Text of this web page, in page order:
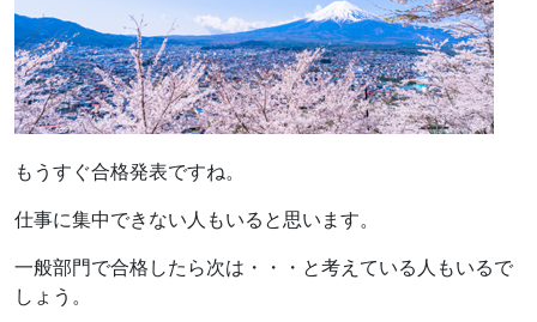
もうすぐ合格発表ですね。
仕事に集中できない人もいると思います。
一般部門で合格したら次は・・・と考えている人もいるで
しょう。